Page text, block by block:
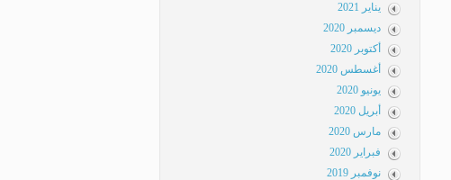
يناير 2021
ديسمبر 2020
أكتوبر 2020
أغسطس 2020
يونيو 2020
أبريل 2020
مارس 2020
فبراير 2020
نوفمبر 2019